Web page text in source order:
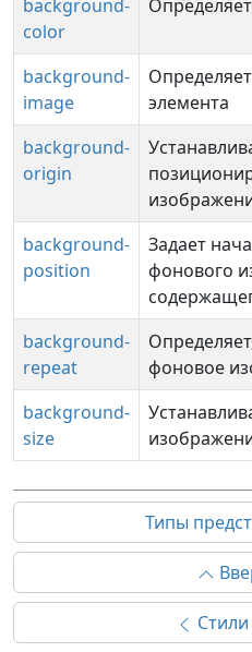
background-
color
background-
image
элемента
background-
origin
background-
position
Задает
фонового
background-
repeat
фоновое
background-
size
Типы